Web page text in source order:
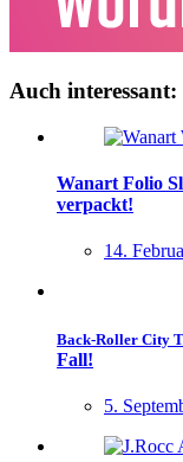
Auch interessant:
Wanart Folio
verpackt!
14.
Back-Roller City
Fall!
5.